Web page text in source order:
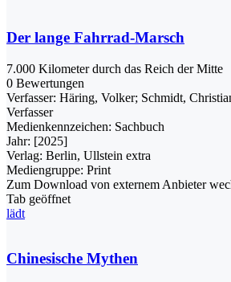
Der lange Fahrrad-Marsch
7.000 Kilometer durch das Reich der Mitte
0 Bewertungen
Verfasser: Häring, Volker; Schmidt,
Verfasser
Medienkennzeichen: Sachbuch
Jahr: [2025]
Verlag: Berlin, Ullstein extra
Mediengruppe: Print
Zum Download von externem Anbieter
Tab geöffnet
lädt
Chinesische Mythen